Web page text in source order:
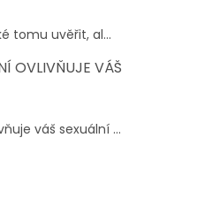
tomu uvěřit, al...
OVLIVŇUJE VÁŠ
váš sexuální ...